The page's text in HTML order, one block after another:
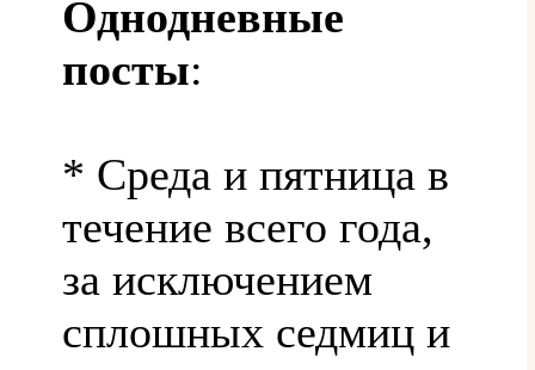
Однодневные
посты:
* Среда и пятница в
течение всего года,
за исключением
сплошных седмиц и